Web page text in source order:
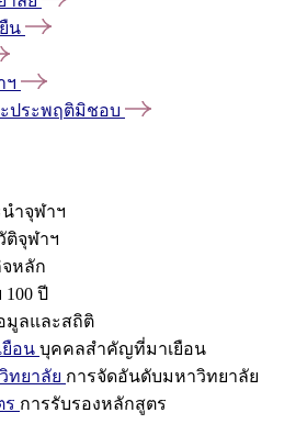
น
ฯ
ประพฤติมิชอบ
ำจุฬาฯ
ติจุฬาฯ
หลัก
100 ปี
มูลและสถิติ
อน บุคคลสำคัญที่มาเยือน
ทยาลัย การจัดอันดับมหาวิทยาลัย
ร การรับรองหลักสูตร